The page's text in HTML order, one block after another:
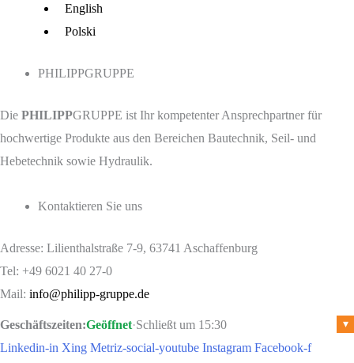
English
Polski
PHILIPPGRUPPE
Die PHILIPPGRUPPE ist Ihr kompetenter Ansprechpartner für
hochwertige Produkte aus den Bereichen Bautechnik, Seil- und
Hebetechnik sowie Hydraulik.
Kontaktieren Sie uns
Adresse: Lilienthalstraße 7-9, 63741 Aschaffenburg
Tel: +49 6021 40 27-0
Mail: info@philipp-gruppe.de
Geschäftszeiten:Geöffnet·Schließt um 15:30 ▾
Linkedin-in Xing Metriz-social-youtube Instagram Facebook-f